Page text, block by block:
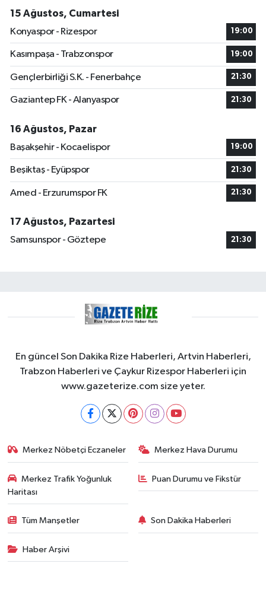
15 Ağustos, Cumartesi
Konyaspor - Rizespor
19:00
Kasımpaşa - Trabzonspor 19:00
Gençlerbirliği S.K. - Fenerbahçe 21:30
Gaziantep FK - Alanyaspor 21:30
16 Ağustos, Pazar
Başakşehir - Kocaelispor
19:00
Beşiktaş - Eyüpspor 21:30
Amed - Erzurumspor FK 21:30
17 Ağustos, Pazartesi
Samsunspor - Göztepe
21:30
En güncel Son Dakika Rize Haberleri, Artvin Haberleri,
Trabzon Haberleri ve Çaykur Rizespor Haberleri için
www.gazeterize.com size yeter.
Merkez Nöbetçi Eczaneler Merkez Hava Durumu
Merkez Trafik Yoğunluk
Haritası
Puan Durumu ve Fikstür
Tüm Manşetler Son Dakika Haberleri
Haber Arşivi